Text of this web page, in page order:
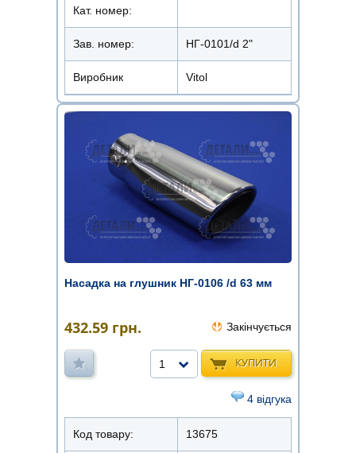
Кат. номер:
Зав. номер: НГ-0101/d 2"
Виробник Vitol
Насадка на глушник НГ-0106 /d 63 мм
432.59 грн. Закінчується
КУПИТИ
1
4 відгука
Код товару: 13675